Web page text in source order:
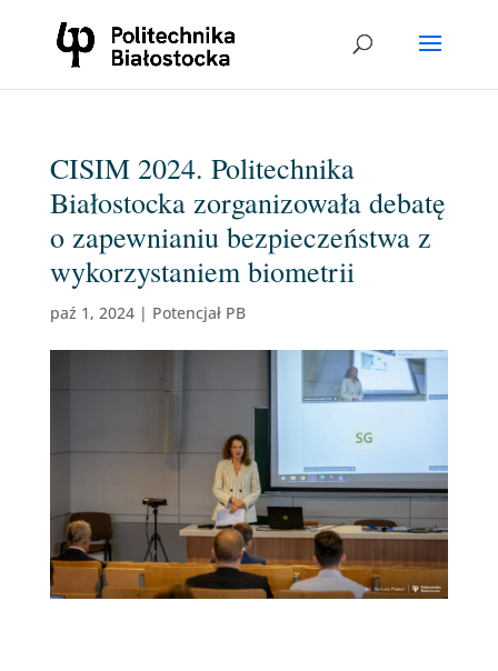
CISIM 2024. Politechnika
Białostocka zorganizowała debatę
o zapewnianiu bezpieczeństwa z
wykorzystaniem biometrii
paź 1, 2024| Potencjał PB